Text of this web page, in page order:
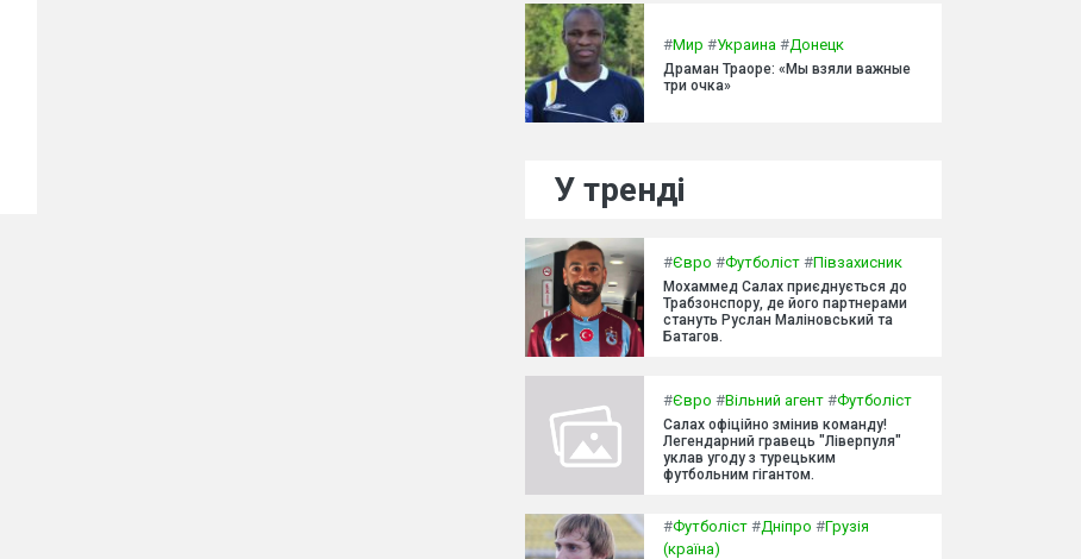
#Мир #Украина #Донецк
Драман Траоре: «Мы взяли важные
три очка»
У тренді
#Євро #Футболіст #Півзахисник
Мохаммед Салах приєднується до
Трабзонспору, де його партнерами
стануть Руслан Маліновський та
Батагов.
#Євро #Вільний агент #Футболіст
Салах офіційно змінив команду!
Легендарний гравець "Ліверпуля"
уклав угоду з турецьким
футбольним гігантом.
#Футболіст #Дніпро #Грузія
(країна)